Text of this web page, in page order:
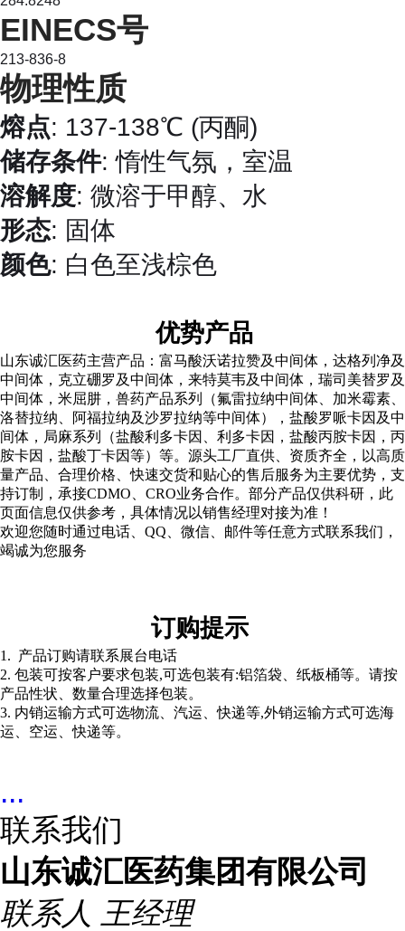
EINECS号
213-836-8
物理性质
熔点: 137-138℃ (丙酮)
储存条件: 惰性气氛，室温
溶解度: 微溶于甲醇、水
形态: 固体
颜色: 白色至浅棕色
优势产品
山东诚汇医药主营产品：富马酸沃诺拉赞及中间体，达格列净及
中间体，克立硼罗及中间体，来特莫韦及中间体， 瑞司美替罗及
中间体， 米屈肼，兽药产品系列（氟雷拉纳中间体、 加米霉素、
洛替拉纳、
阿福拉纳及沙罗拉纳等中间体），盐酸罗哌卡因及中
间体，局麻系列（盐酸利多卡因、利多卡因，盐酸丙胺卡因，丙
胺卡因，盐酸丁卡因等）等。源头工厂直供、 资质齐全， 以高质
量产品、合理价格、快速交货和贴心的售后服务为主要优势，支
持订制
， 承接CDMO、CRO业务合作。部分产品仅供科研，此
页面信息仅供参考，具体情况以销售经理对接为准！
欢迎您随时通过电话、QQ、微信、邮件等任意方式联系我们，
竭诚为您服务
订购提示
1. 产品订购请联系展台电话
2. 包装可按客户要求包装,可选包装有:铝箔袋、纸板桶等。请按
产品性状、数量合理选择包装。
3. 内销运输方式可选物流、汽运、快递等,外销运输方式可选海
运、空运、快递等。
...
联系我们
山东诚汇医药集团有限公司
联系人 王经理